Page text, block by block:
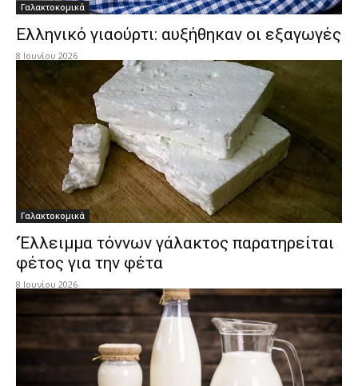
Γαλακτοκομικά
Ελληνικό γιαούρτι: αυξήθηκαν οι εξαγωγές
8 Ιουνίου 2026
Γαλακτοκομικά
‘Έλλειμμα τόννων γάλακτος παρατηρείται
φέτος για την φέτα
8 Ιουνίου 2026